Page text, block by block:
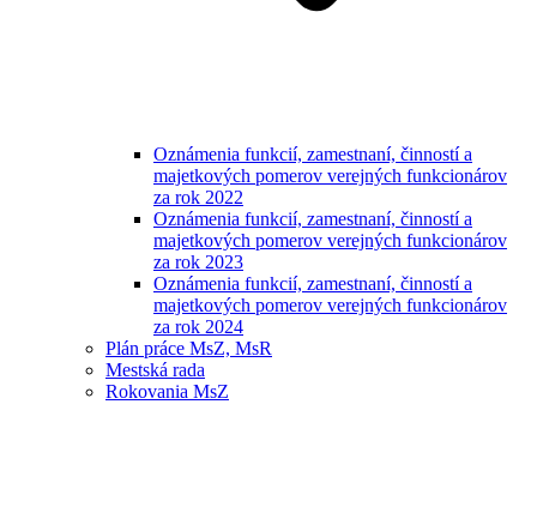
Oznámenia funkcií, zamestnaní, činností a
majetkových pomerov verejných funkcionárov
za rok 2022
Oznámenia funkcií, zamestnaní, činností a
majetkových pomerov verejných funkcionárov
za rok 2023
Oznámenia funkcií, zamestnaní, činností a
majetkových pomerov verejných funkcionárov
za rok 2024
Plán práce MsZ, MsR
Mestská rada
Rokovania MsZ